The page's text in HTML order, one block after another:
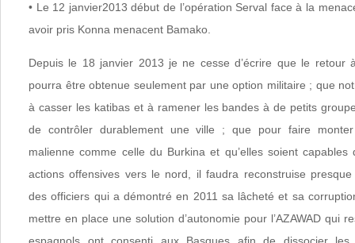
• Le 12 janvier2013 début de l’opération Serval face à la
avoir pris Konna menacent Bamako.
Depuis le 18 janvier 2013 je ne cesse d’écrire que le retour
pourra être obtenue seulement par une option militaire ; que
à casser les katibas et à ramener les bandes à de petits
de contrôler durablement une ville ; que pour faire monter
malienne comme celle du Burkina et qu’elles soient
actions offensives vers le nord, il faudra reconstruise
des officiers qui a démontré en 2011 sa lâcheté et sa
mettre en place une solution d’autonomie pour l’AZAWAD qui